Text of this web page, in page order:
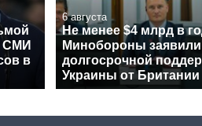
СМИ
в
6 августа
Не менее $4 млрд в
Минобороны
долгосрочной
Украины от Британии